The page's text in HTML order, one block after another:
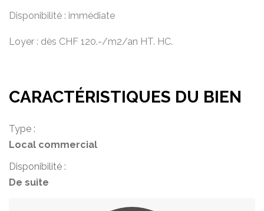
Disponibilité : immédiate
Loyer : dès CHF 120.-/m2/an HT. HC.
CARACTÉRISTIQUES DU BIEN
Type :
Local commercial
Disponibilité :
De suite